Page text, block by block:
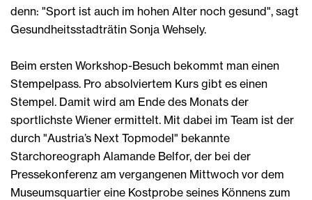
denn: "Sport ist auch im hohen Alter noch gesund", sagt
Gesundheitsstadträtin Sonja Wehsely.
Beim ersten Workshop-Besuch bekommt man einen
Stempelpass. Pro absolviertem Kurs gibt es einen
Stempel. Damit wird am Ende des Monats der
sportlichste Wiener ermittelt. Mit dabei im Team ist der
durch "Austria’s Next Topmodel" bekannte
Starchoreograph Alamande Belfor, der bei der
Pressekonferenz am vergangenen Mittwoch vor dem
Museumsquartier eine Kostprobe seines Könnens zum